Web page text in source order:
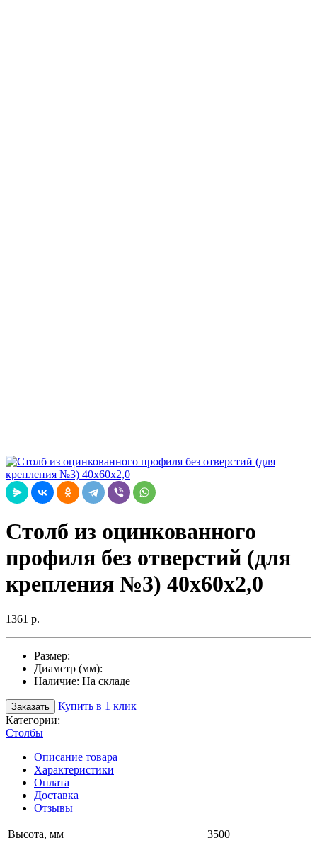
Столб из оцинкованного
профиля без отверстий (для
крепления №3) 40х60х2,0
1361 р.
Размер:
Диаметр (мм):
Наличие: На складе
Заказать
Купить в 1 клик
Категории:
Столбы
Описание товара
Характеристики
Оплата
Доставка
Отзывы
Высота, мм 3500